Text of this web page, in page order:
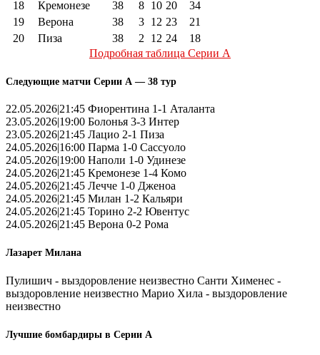
18
Кремонезе 38 8 10 20
34
19
Верона 38 3 12 23
21
20
Пиза 38 2 12 24
18
Подробная таблица Серии А
Следующие матчи Серии А — 38 тур
22.05.2026|21:45 Фиорентина 1-1 Аталанта
23.05.2026|19:00 Болонья 3-3 Интер
23.05.2026|21:45 Лацио 2-1 Пиза
24.05.2026|16:00 Парма 1-0 Сассуоло
24.05.2026|19:00 Наполи 1-0 Удинезе
24.05.2026|21:45 Кремонезе 1-4 Комо
24.05.2026|21:45 Лечче 1-0 Дженоа
24.05.2026|21:45 Милан 1-2 Кальяри
24.05.2026|21:45 Торино 2-2 Ювентус
24.05.2026|21:45 Верона 0-2 Рома
Лазарет Милана
Пулишич - выздоровление неизвестно Санти Хименес -
выздоровление неизвестно Марио Хила - выздоровление
неизвестно
Лучшие бомбардиры в Серии А